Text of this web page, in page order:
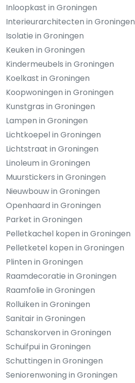
Inloopkast in Groningen
Interieurarchitecten in Groningen
Isolatie in Groningen
Keuken in Groningen
Kindermeubels in Groningen
Koelkast in Groningen
Koopwoningen in Groningen
Kunstgras in Groningen
Lampen in Groningen
Lichtkoepel in Groningen
Lichtstraat in Groningen
Linoleum in Groningen
Muurstickers in Groningen
Nieuwbouw in Groningen
Openhaard in Groningen
Parket in Groningen
Pelletkachel kopen in Groningen
Pelletketel kopen in Groningen
Plinten in Groningen
Raamdecoratie in Groningen
Raamfolie in Groningen
Rolluiken in Groningen
Sanitair in Groningen
Schanskorven in Groningen
Schuifpui in Groningen
Schuttingen in Groningen
Seniorenwoning in Groningen